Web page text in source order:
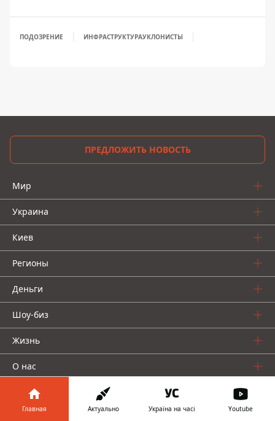
ПОДОЗРЕНИЕ ИНФРАСТРУКТУРАУКЛОНИСТЫ
ПРЕДЛОЖИТЬ НОВОСТЬ
Мир
Украина
Киев
Регионы
Деньги
Шоу-биз
Жизнь
О нас
Главная Актуально Україна на часі Youtube